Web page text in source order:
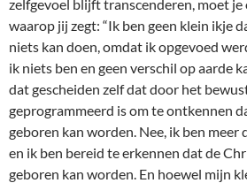
zelfgevoel blijft transcenderen, moet je
waarop jij zegt: “Ik ben geen klein ikje
niets kan doen, omdat ik opgevoed
ik niets ben en geen verschil op aarde
dat gescheiden zelf dat door het
geprogrammeerd is om te ontkennen
geboren kan worden. Nee, ik ben meer
en ik ben bereid te erkennen dat de
geboren kan worden. En hoewel mijn